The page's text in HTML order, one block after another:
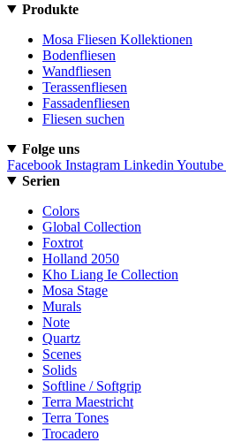
Produkte
Mosa Fliesen Kollektionen
Bodenfliesen
Wandfliesen
Terassenfliesen
Fassadenfliesen
Fliesen suchen
Folge uns
Facebook Instagram Linkedin Youtube
Serien
Colors
Global Collection
Foxtrot
Holland 2050
Kho Liang Ie Collection
Mosa Stage
Murals
Note
Quartz
Scenes
Solids
Softline / Softgrip
Terra Maestricht
Terra Tones
Trocadero